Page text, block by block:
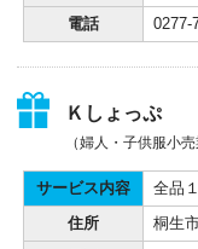
電話 0277-
Ｋしょっぷ
（婦人・子供服小売
サービス内容 全品
住所 桐生